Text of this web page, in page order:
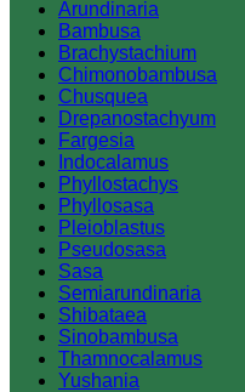
Arundinaria
Bambusa
Brachystachium
Chimonobambusa
Chusquea
Drepanostachyum
Fargesia
Indocalamus
Phyllostachys
Phyllosasa
Pleioblastus
Pseudosasa
Sasa
Semiarundinaria
Shibataea
Sinobambusa
Thamnocalamus
Yushania